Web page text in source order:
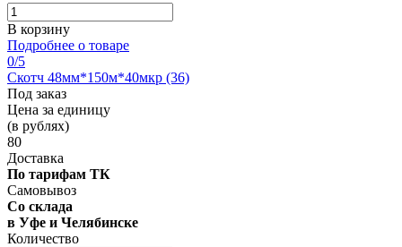
В корзину
Подробнее о товаре
0/5
Скотч 48мм*150м*40мкр (36)
Под заказ
Цена за единицу
(в рублях)
80
Доставка
По тарифам ТК
Самовывоз
Со склада
в Уфе и Челябинске
Количество